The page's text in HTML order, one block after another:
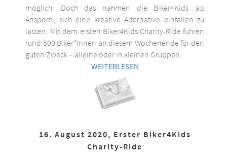
möglich. Doch das nahmen die Biker4Kids als
Ansporn, sich eine kreative Alternative einfallen zu
lassen. Mit dem ersten Biker4Kids Charity-Ride fuhren
rund 500 Biker*innen an diesem Wochenende für den
guten Zweck – alleine oder in kleinen Gruppen.
WEITERLESEN
16. August 2020, Erster Biker4Kids
Charity-Ride